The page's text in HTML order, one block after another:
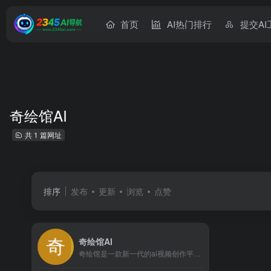
首页 AI热门排行 提交AI
奇绘馆AI
共 1 篇网址
排序 发布 更新 浏览 点赞
奇绘馆AI